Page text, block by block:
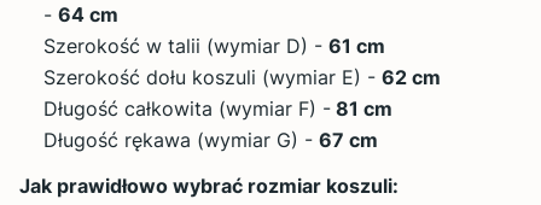
- 64 cm
Szerokość w talii (wymiar D) - 61 cm
Szerokość dołu koszuli (wymiar E) - 62 cm
Długość całkowita (wymiar F) - 81 cm
Długość rękawa (wymiar G) - 67 cm
Jak prawidłowo wybrać rozmiar koszuli: